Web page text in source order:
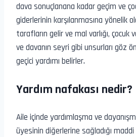
dava sonuçlanana kadar geçim ve
giderlerinin karşılanmasına yönelik
tarafların gelir ve mal varlığı, çocuk
ve davanın seyri gibi unsurları göz
geçici yardımı belirler.
Yardım nafakası nedir?
Aile içinde yardımlaşma ve
üyesinin diğerlerine sağladığı